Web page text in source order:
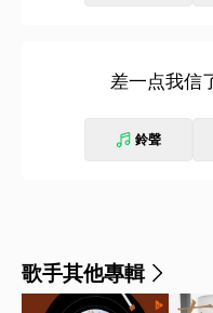
差一点我信
鈴聲
歌手其他專輯